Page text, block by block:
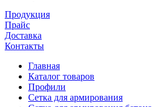
Продукция
Прайс
Доставка
Контакты
Главная
Каталог товаров
Профили
Сетка для армирования